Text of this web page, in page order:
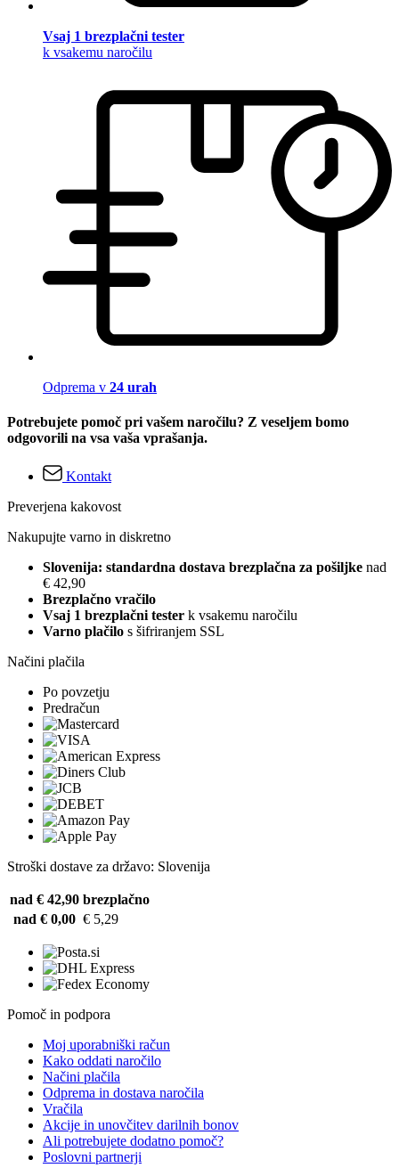
Vsaj 1 brezplačni tester
k vsakemu naročilu
Odprema v 24 urah
Potrebujete pomoč pri vašem naročilu? Z veseljem bomo
odgovorili na vsa vaša vprašanja.
Kontakt
Preverjena kakovost
Nakupujte varno in diskretno
Slovenija: standardna dostava brezplačna za pošiljke nad
€ 42,90
Brezplačno vračilo
Vsaj 1 brezplačni tester k vsakemu naročilu
Varno plačilo s šifriranjem SSL
Načini plačila
Po povzetju
Predračun
Stroški dostave za državo: Slovenija
nad € 42,90 brezplačno
nad € 0,00 € 5,29
Pomoč in podpora
Moj uporabniški račun
Kako oddati naročilo
Načini plačila
Odprema in dostava naročila
Vračila
Akcije in unovčitev darilnih bonov
Ali potrebujete dodatno pomoč?
Poslovni partnerji